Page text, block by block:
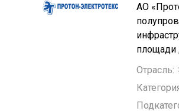
АО
площади
Отрасль: